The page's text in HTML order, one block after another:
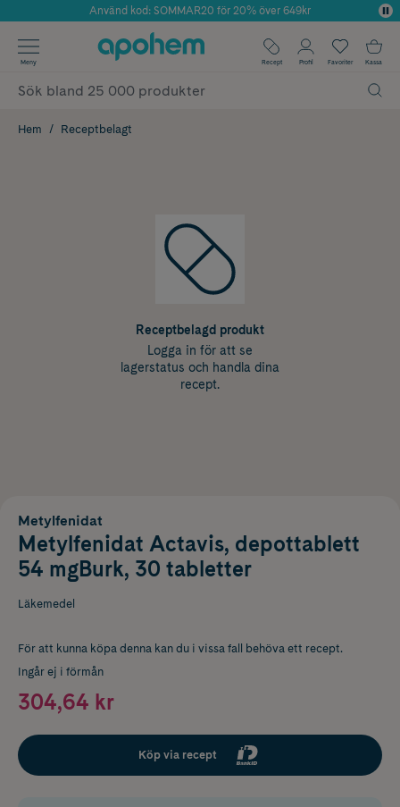
Årets Butik 2025 inom Skönhet
Använd kod: SOMMAR20 för 20% över 649kr
✓ Fri frakt
✓ Poäng på alla köp*
Meny Recept Profil Favoriter Kassa
Hem Receptbelagt
Receptbelagd produkt
Logga in för att se
lagerstatus och handla dina
recept.
Metylfenidat
Metylfenidat Actavis, depottablett
54 mgBurk, 30 tabletter
Läkemedel
För att kunna köpa denna kan du i vissa fall behöva ett recept.
Ingår ej i förmån
304,64 kr
Köp via recept